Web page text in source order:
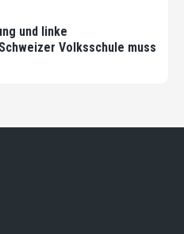
und linke
Volksschule muss